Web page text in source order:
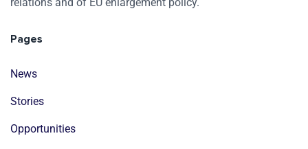
Pages
News
Stories
Opportunities